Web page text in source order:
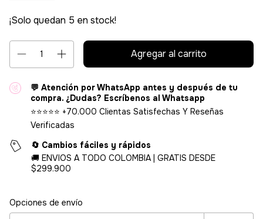
¡Solo quedan 5 en stock!
💬 Atención por WhatsApp antes y después de tu
compra. ¿Dudas? Escríbenos al Whatsapp
⭐⭐⭐⭐⭐ +70.000 Clientas Satisfechas Y Reseñas
Verificadas
🔄 Cambios fáciles y rápidos
🚚 ENVIOS A TODO COLOMBIA | GRATIS DESDE
$299.900
Entregas para el CP:
Opciones de envío